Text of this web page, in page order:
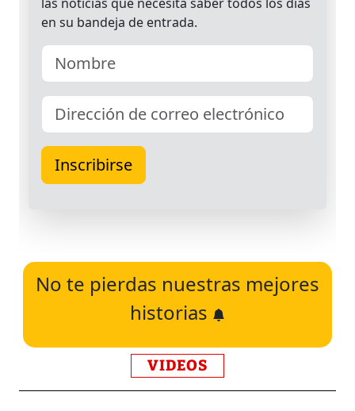
No te pierdas nuestras mejores
historias
VIDEOS